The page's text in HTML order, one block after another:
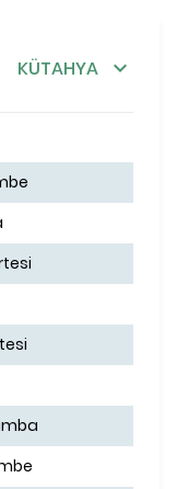
KÜTAHYA